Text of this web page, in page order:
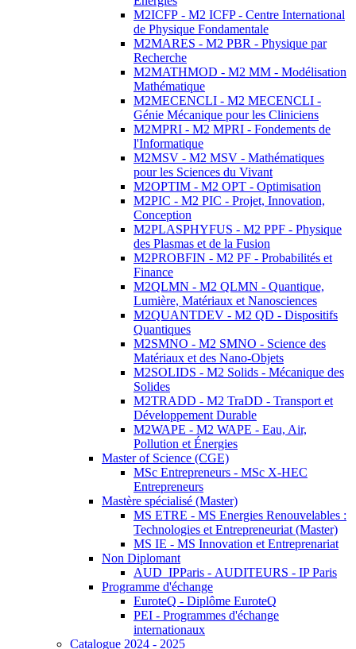
M2ICFP - M2 ICFP - Centre International
de Physique Fondamentale
M2MARES - M2 PBR - Physique par
Recherche
M2MATHMOD - M2 MM - Modélisation
Mathématique
M2MECENCLI - M2 MECENCLI -
Génie Mécanique pour les Cliniciens
M2MPRI - M2 MPRI - Fondements de
l'Informatique
M2MSV - M2 MSV - Mathématiques
pour les Sciences du Vivant
M2OPTIM - M2 OPT - Optimisation
M2PIC - M2 PIC - Projet, Innovation,
Conception
M2PLASPHYFUS - M2 PPF - Physique
des Plasmas et de la Fusion
M2PROBFIN - M2 PF - Probabilités et
Finance
M2QLMN - M2 QLMN - Quantique,
Lumière, Matériaux et Nanosciences
M2QUANTDEV - M2 QD - Dispositifs
Quantiques
M2SMNO - M2 SMNO - Science des
Matériaux et des Nano-Objets
M2SOLIDS - M2 Solids - Mécanique des
Solides
M2TRADD - M2 TraDD - Transport et
Développement Durable
M2WAPE - M2 WAPE - Eau, Air,
Pollution et Énergies
Master of Science (CGE)
MSc Entrepreneurs - MSc X-HEC
Entrepreneurs
Mastère spécialisé (Master)
MS ETRE - MS Energies Renouvelables :
Technologies et Entrepreneuriat (Master)
MS IE - MS Innovation et Entreprenariat
Non Diplomant
AUD_IPParis - AUDITEURS - IP Paris
Programme d'échange
EuroteQ - Diplôme EuroteQ
PEI - Programmes d'échange
internationaux
Catalogue 2024 - 2025